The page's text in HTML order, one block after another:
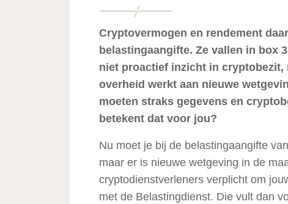
Cryptovermogen en rendement
belastingaangifte. Ze vallen in box
niet proactief inzicht in cryptobezit,
overheid werkt aan nieuwe
moeten straks gegevens en
betekent dat voor jou?
Nu moet je bij de belastingaangifte
maar er is nieuwe wetgeving in de
cryptodienstverleners verplicht om
met de Belastingdienst. Die vult dan